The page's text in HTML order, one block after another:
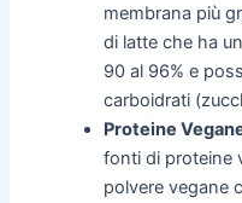
membrana più
di latte che ha
90 al 96% e
carboidrati
Proteine
fonti di proteine
polvere vegane